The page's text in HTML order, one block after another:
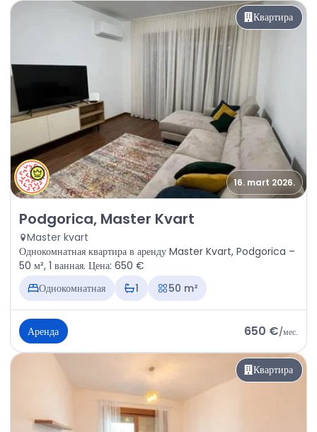
Квартира
16. mart 2026.
Аренда - Квартира Podgorica, Master Kvart
Podgorica, Master Kvart
Master kvart
Однокомнатная квартира в аренду Master Kvart, Podgorica –
50 м², 1 ванная. Цена: 650 €
Однокомнатная
1 50 m²
Аренда 650 €/мес.
Квартира